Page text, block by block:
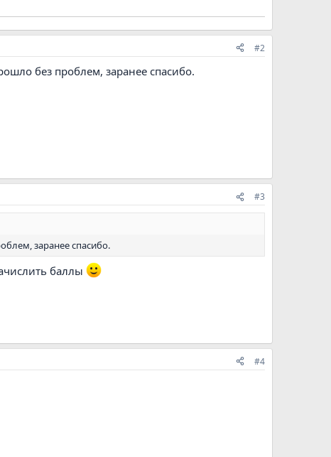
#2
без проблем, заранее спасибо.
#3
заранее спасибо.
баллы
#4